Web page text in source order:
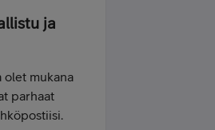
ja
olet mukana
parhaat